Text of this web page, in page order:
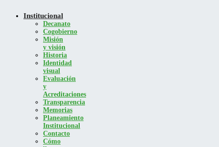
Institucional
Decanato
Cogobierno
Misión
y visión
Historia
Identidad
visual
Evaluación
y
Acreditaciones
Transparencia
Memorias
Planeamiento
Institucional
Contacto
Cómo